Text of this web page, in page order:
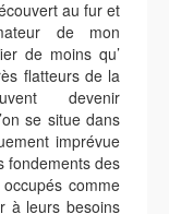
au fur et
de mon
de moins qu’
flatteurs de la
devenir
se situe dans
imprévue
fondements des
comme
à leurs besoins